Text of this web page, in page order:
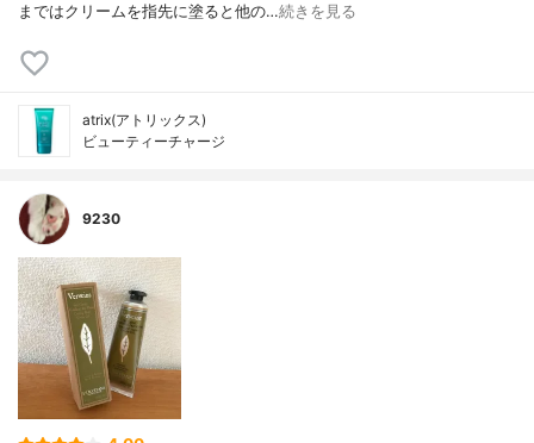
まではクリームを指先に塗ると他の…続きを見る
atrix(アトリックス)
ビューティーチャージ
9230